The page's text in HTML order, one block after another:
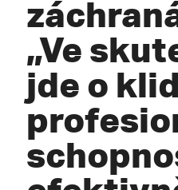
„Ve
jde o